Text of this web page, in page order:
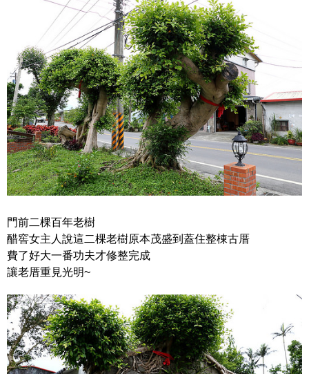
門前二棵百年老樹
醋窖女主人說這二棵老樹原本茂盛到蓋住整棟古厝
費了好大一番功夫才修整完成
讓老厝重見光明~